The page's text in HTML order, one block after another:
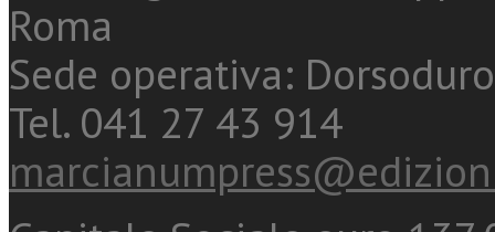
Roma
Sede operativa:
Tel. 041 27 43 914